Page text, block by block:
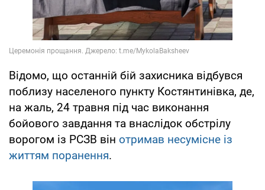
Відомо, що останній бій захисника відбувся
поблизу населеного пункту Костянтинівка, де,
на жаль, 24 травня під час виконання
бойового завдання та внаслідок обстрілу
ворогом із РСЗВ він отримав несумісне із
життям поранення.